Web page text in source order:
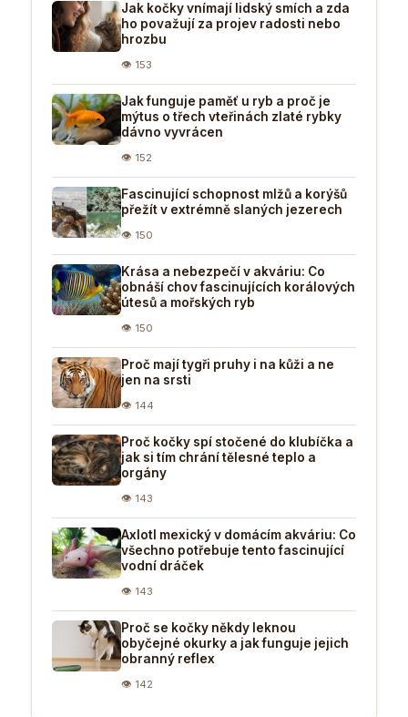
Jak kočky vnímají lidský smích a zda
ho považují za projev radosti nebo
hrozbu
👁 153
Jak funguje paměť u ryb a proč je
mýtus o třech vteřinách zlaté rybky
dávno vyvrácen
👁 152
Fascinující schopnost mlžů a korýšů
přežít v extrémně slaných jezerech
👁 150
Krása a nebezpečí v akváriu: Co
obnáší chov fascinujících korálových
útesů a mořských ryb
👁 150
Proč mají tygři pruhy i na kůži a ne
jen na srsti
👁 144
Proč kočky spí stočené do klubíčka a
jak si tím chrání tělesné teplo a
orgány
👁 143
Axlotl mexický v domácím akváriu: Co
všechno potřebuje tento fascinující
vodní dráček
👁 143
Proč se kočky někdy leknou
obyčejné okurky a jak funguje jejich
obranný reflex
👁 142